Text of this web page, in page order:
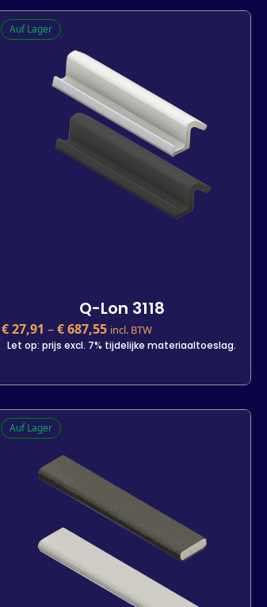
Q-Lon 3110
€72,73 incl. BTW
Let op: prijs excl. 7% tijdelijke materiaaltoeslag.
25 m 300 m
- +
In den Warenkorb
Auf Lager
Q-Lon 3118
€27,91 –€687,55 incl. BTW
Let op: prijs excl. 7% tijdelijke materiaaltoeslag.
Q-Lon 3118
€27,91 incl. BTW
600 m 7 m
- +
In den Warenkorb
Auf Lager